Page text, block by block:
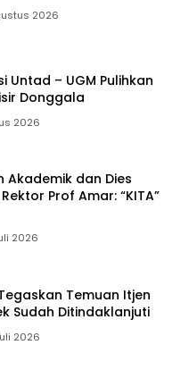
2026
Untad – UGM Pulihkan
Donggala
2026
Akademik dan Dies
Prof Amar: “KITA”
2026
Temuan Itjen
Sudah Ditindaklanjuti
2026